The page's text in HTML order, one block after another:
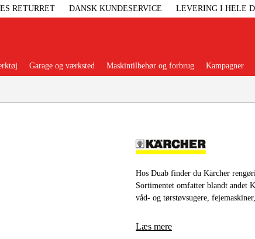
RETURRET DANSK KUNDESERVICE LEVERING I HELE
Garage og værksted Maskintilbehør og forbrug Kampagner
Hos Duab finder du Kärcher
Sortimentet omfatter blandt andet
våd- og tørstøvsugere,
Læs mere